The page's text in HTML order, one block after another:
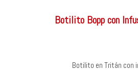
Botilito Bopp con
Botilito en Tritán con